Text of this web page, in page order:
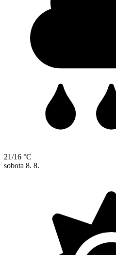
21/16 °C
sobota 8. 8.